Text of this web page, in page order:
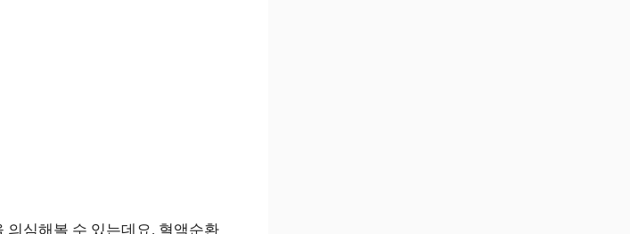
의심해볼 수 있는데요. 혈액순환